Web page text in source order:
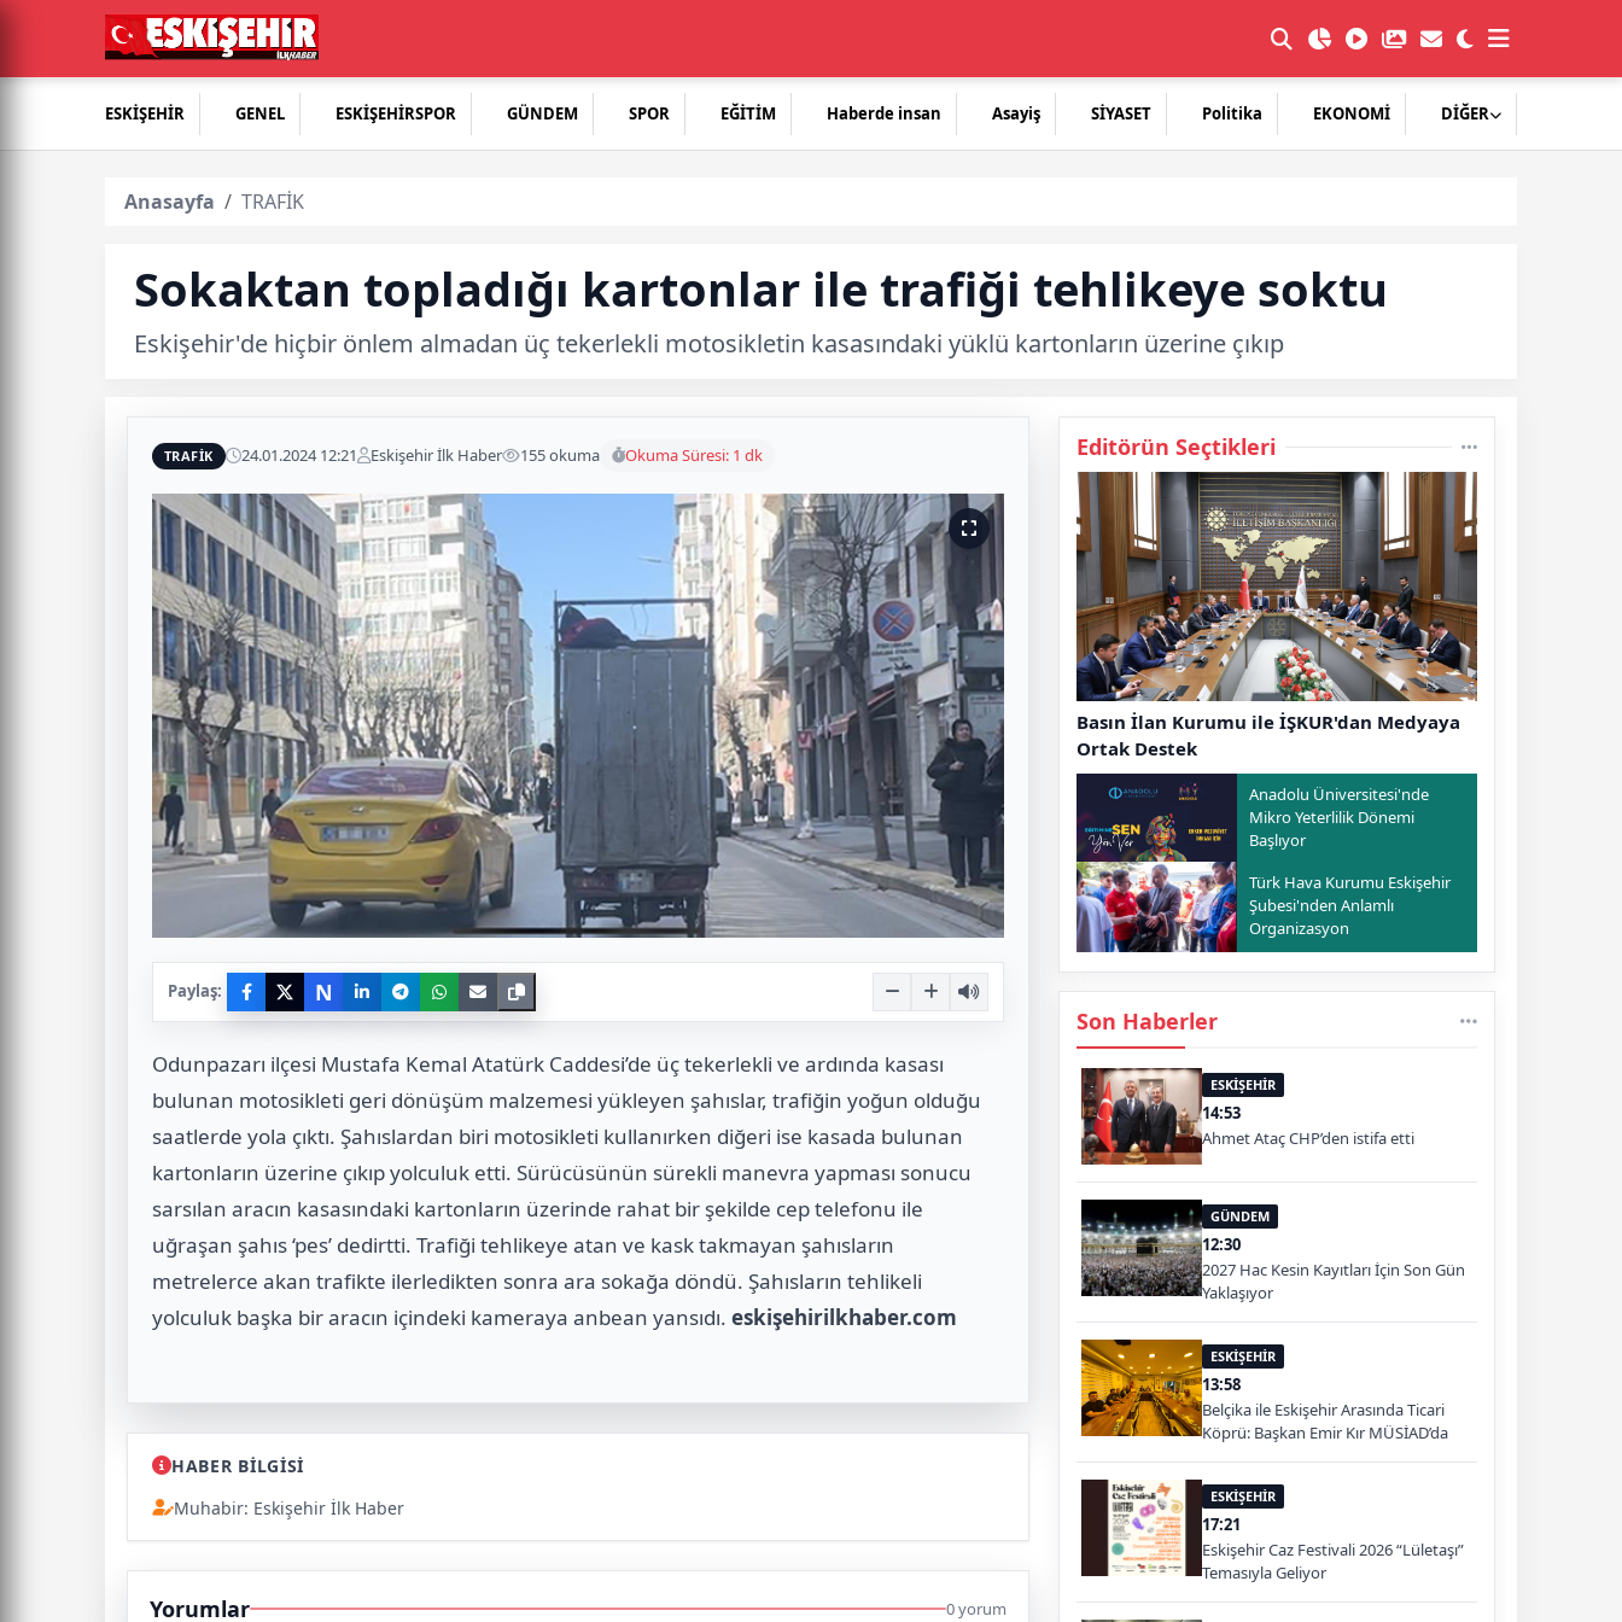
ESKİŞEHİR GENEL ESKİŞEHİRSPOR GÜNDEM SPOR EĞİTİM Haberde insan Asayiş SİYASET Politika EKONOMİ DİĞER
Anasayfa TRAFİK
Sokaktan topladığı kartonlar ile trafiği tehlikeye soktu
Eskişehir'de hiçbir önlem almadan üç tekerlekli motosikletin kasasındaki yüklü kartonların üzerine çıkıp
TRAFİK 24.01.2024 12:21 Eskişehir İlk Haber 155 okuma Okuma Süresi: 1 dk
Paylaş: N
Odunpazarı ilçesi Mustafa Kemal Atatürk Caddesi’de üç tekerlekli ve ardında kasası
bulunan motosikleti geri dönüşüm malzemesi yükleyen şahıslar, trafiğin yoğun olduğu
saatlerde yola çıktı. Şahıslardan biri motosikleti kullanırken diğeri ise kasada bulunan
kartonların üzerine çıkıp yolculuk etti. Sürücüsünün sürekli manevra yapması sonucu
sarsılan aracın kasasındaki kartonların üzerinde rahat bir şekilde cep telefonu ile
uğraşan şahıs ‘pes’ dedirtti. Trafiği tehlikeye atan ve kask takmayan şahısların
metrelerce akan trafikte ilerledikten sonra ara sokağa döndü. Şahısların tehlikeli
yolculuk başka bir aracın içindeki kameraya anbean yansıdı. eskişehirilkhaber.com
HABER BİLGİSİ
Muhabir: Eskişehir İlk Haber
Yorumlar 0 yorum
Editörün Seçtikleri
Basın İlan Kurumu ile İŞKUR'dan Medyaya
Ortak Destek
Anadolu Üniversitesi'nde
Mikro Yeterlilik Dönemi
Başlıyor
Türk Hava Kurumu Eskişehir
Şubesi'nden Anlamlı
Organizasyon
Son Haberler
ESKİŞEHİR
14:53
Ahmet Ataç CHP’den istifa etti
GÜNDEM
12:30
2027 Hac Kesin Kayıtları İçin Son Gün
Yaklaşıyor
ESKİŞEHİR
13:58
Belçika ile Eskişehir Arasında Ticari
Köprü: Başkan Emir Kır MÜSİAD’da
ESKİŞEHİR
17:21
Eskişehir Caz Festivali 2026 “Lületaşı”
Temasıyla Geliyor